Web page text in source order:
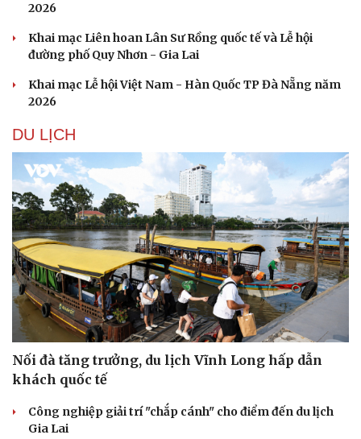
2026
Khai mạc Liên hoan Lân Sư Rồng quốc tế và Lễ hội
đường phố Quy Nhơn - Gia Lai
Khai mạc Lễ hội Việt Nam - Hàn Quốc TP Đà Nẵng năm
2026
DU LỊCH
Nối đà tăng trưởng, du lịch Vĩnh Long hấp dẫn
khách quốc tế
Công nghiệp giải trí "chắp cánh" cho điểm đến du lịch
Gia Lai